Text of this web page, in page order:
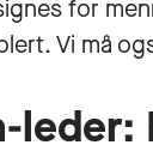
for
Vi må